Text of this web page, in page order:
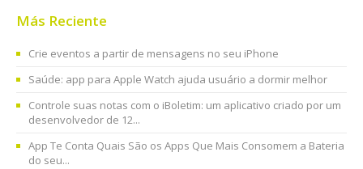
Más Reciente
Crie eventos a partir de mensagens no seu iPhone
Saúde: app para Apple Watch ajuda usuário a dormir melhor
Controle suas notas com o iBoletim: um aplicativo criado por um
desenvolvedor de 12...
App Te Conta Quais São os Apps Que Mais Consomem a Bateria
do seu...